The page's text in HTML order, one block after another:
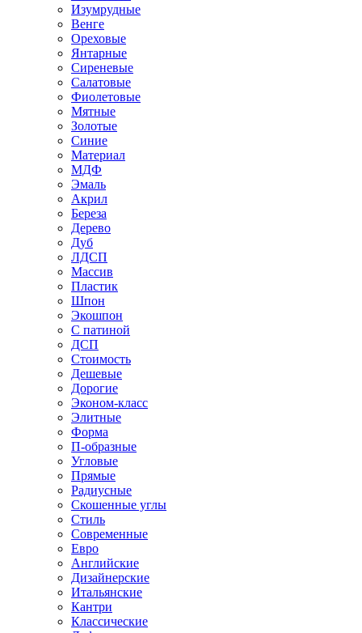
Изумрудные
Венге
Ореховые
Янтарные
Сиреневые
Салатовые
Фиолетовые
Мятные
Золотые
Синие
Материал
МДФ
Эмаль
Акрил
Береза
Дерево
Дуб
ЛДСП
Массив
Пластик
Шпон
Экошпон
С патиной
ДСП
Стоимость
Дешевые
Дорогие
Эконом-класс
Элитные
Форма
П-образные
Угловые
Прямые
Радиусные
Скошенные углы
Стиль
Современные
Евро
Английские
Дизайнерские
Итальянские
Кантри
Классические